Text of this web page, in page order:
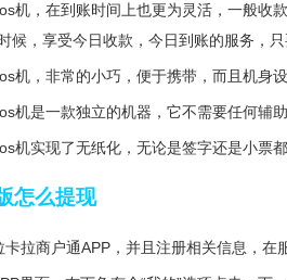
机，在到账时间上也更为灵活，一般收
候，享受今日收款，今日到账的服务，
机，非常的小巧，便于携带，而且机身
机是一款独立的机器，它不需要任何辅
机实现了无纸化，无论是签字还是小票
怎么提现
拉商户通APP，并且注册相关信息，在